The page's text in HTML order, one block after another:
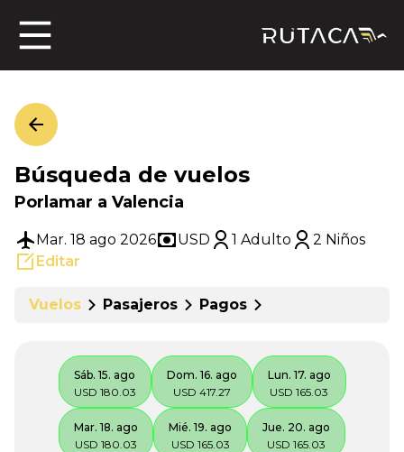
Búsqueda de vuelos
Porlamar a Valencia
Mar. 18 ago 2026 USD 1 Adulto
2 Niños
Editar
Vuelos Pasajeros Pagos
Sáb. 15. ago
USD 180.03
Dom. 16. ago
USD 417.27
Lun. 17. ago
USD 165.03
Mar. 18. ago
USD 180.03
Mié. 19. ago
USD 165.03
Jue. 20. ago
USD 165.03